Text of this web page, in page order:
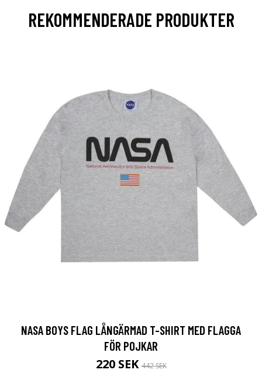
REKOMMENDERADE PRODUKTER
NASA BOYS FLAG LÅNGÄRMAD T-SHIRT MED FLAGGA
FÖR POJKAR
220 SEK442 SEK